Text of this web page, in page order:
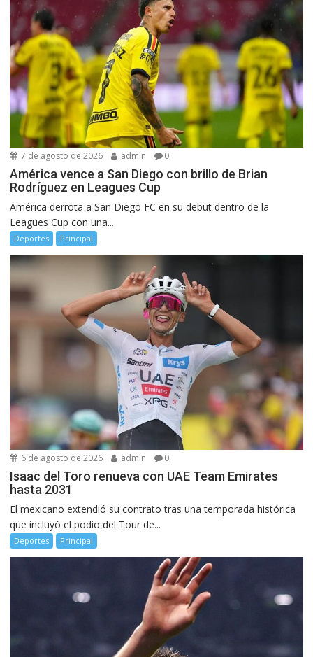
7 de agosto de 2026 admin 0
América vence a San Diego con brillo de Brian
Rodríguez en Leagues Cup
América derrota a San Diego FC en su debut dentro de la
Leagues Cup con una...
Deportes Principal
6 de agosto de 2026 admin 0
Isaac del Toro renueva con UAE Team Emirates
hasta 2031
El mexicano extendió su contrato tras una temporada histórica
que incluyó el podio del Tour de...
Deportes Principal